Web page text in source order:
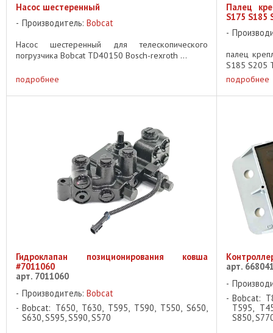
Насос шестеренный
Производитель: Bobcat
Насос шестеренный для телескопического
погрузчика Bobcat TD40150 Bosch-rexroth ...
подробнее
Палец
S175 S185
палец
S185 S205
подробнее
Гидроклапан позиционирования ковша
#7011060
арт. 7011060
Производитель: Bobcat
Bobcat: T650, T630, T595, T590, T550, S650,
S630, S595, S590, S570
арт.
Bobcat:
T595,
S850,